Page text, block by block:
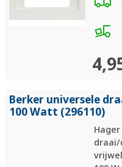
Berker universele
100 Watt (296110)